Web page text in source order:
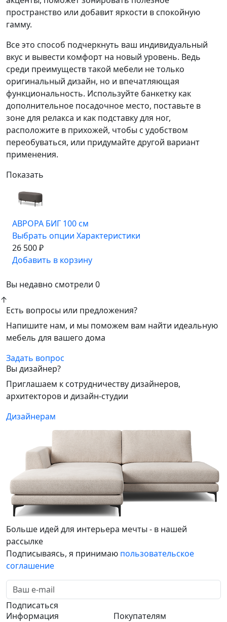
пространство или добавит яркости в спокойную
гамму.
Все это способ подчеркнуть ваш индивидуальный
вкус и вывести комфорт на новый уровень. Ведь
среди преимуществ такой мебели не только
оригинальный дизайн, но и впечатляющая
функциональность. Используйте банкетку как
дополнительное посадочное место, поставьте в
зоне для релакса и как подставку для ног,
расположите в прихожей, чтобы с удобством
переобуваться, или придумайте другой вариант
применения.
Показать
АВРОРА БИГ 100 см
Выбрать опции Характеристики
26 500 ₽
Добавить в корзину
Вы недавно смотрели 0
↑
Есть вопросы или предложения?
Напишите нам, и мы поможем вам найти идеальную
мебель для вашего дома
Задать вопрос
Вы дизайнер?
Приглашаем к сотрудничеству дизайнеров,
архитекторов и дизайн-студии
Дизайнерам
Больше идей для интерьера мечты - в нашей
рассылке
Подписываясь, я принимаю пользовательское
соглашение
Подписаться
Информация
Покупателям